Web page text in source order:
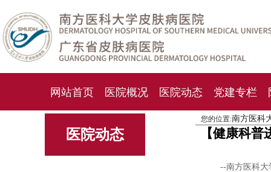
网站首页 医院概况 医院动态 党建专栏
化妆品检测中心 就诊指南 人才
医院动态
您的位置:南方医科
【健康科
--南方医科大